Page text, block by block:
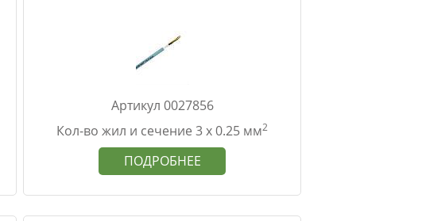
Артикул 0027856
Кол-во жил и сечение 3 х 0.25 мм2
ПОДРОБНЕЕ